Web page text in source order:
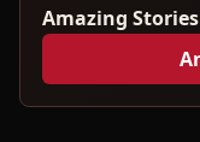
Amazing